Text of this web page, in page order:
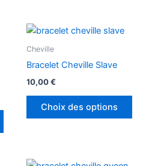
produit
variations.
options
peuvent
choisies
Cheville
Bracelet Cheville Slave
10,00€
Choix des options